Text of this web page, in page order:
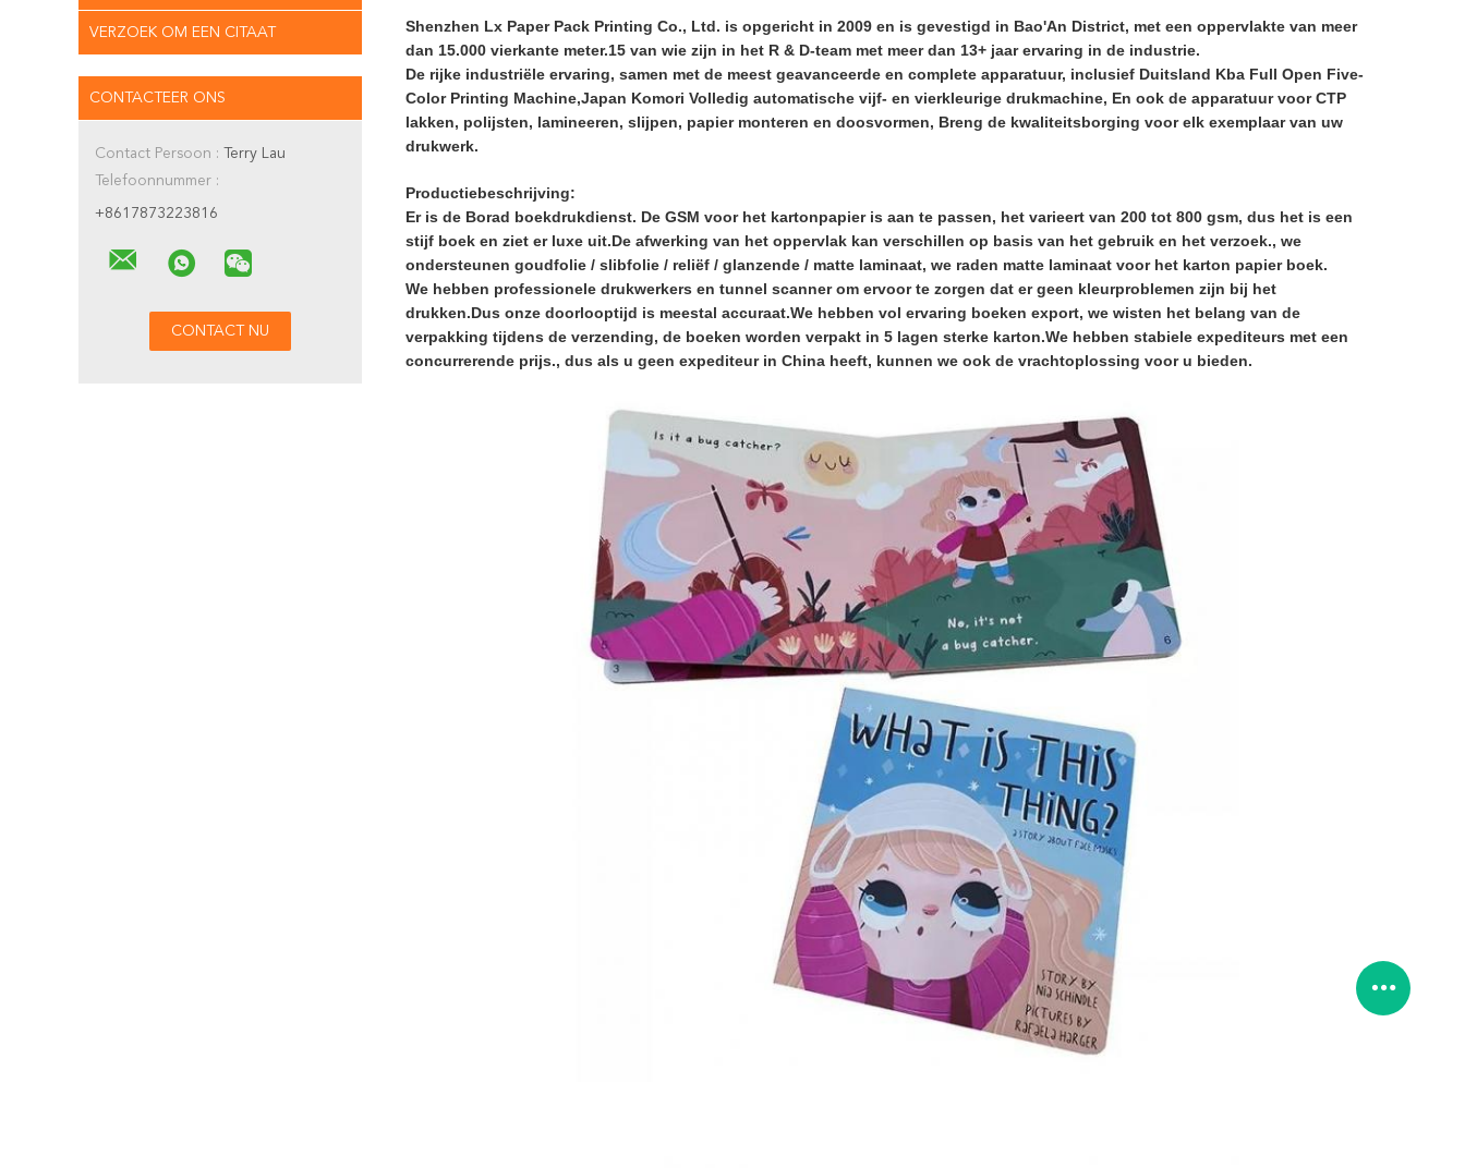
VERZOEK OM EEN CITAAT
CONTACTEER ONS
Contact Persoon : Terry Lau
Telefoonnummer :
+8617873223816
Shenzhen Lx Paper Pack Printing Co., Ltd. is opgericht in 2009 en is gevestigd in Bao'An District, met een oppervlakte van meer
dan 15.000 vierkante meter.15 van wie zijn in het R & D-team met meer dan 13+ jaar ervaring in de industrie.
De rijke industriële ervaring, samen met de meest geavanceerde en complete apparatuur, inclusief Duitsland Kba Full Open Five-
Color Printing Machine,Japan Komori Volledig automatische vijf- en vierkleurige drukmachine, En ook de apparatuur voor CTP
lakken, polijsten, lamineeren, slijpen, papier monteren en doosvormen, Breng de kwaliteitsborging voor elk exemplaar van uw
drukwerk.
Productiebeschrijving:
Er is de Borad boekdrukdienst. De GSM voor het kartonpapier is aan te passen, het varieert van 200 tot 800 gsm, dus het is een
stijf boek en ziet er luxe uit.De afwerking van het oppervlak kan verschillen op basis van het gebruik en het verzoek., we
ondersteunen goudfolie / slibfolie / reliëf / glanzende / matte laminaat, we raden matte laminaat voor het karton papier boek.
We hebben professionele drukwerkers en tunnel scanner om ervoor te zorgen dat er geen kleurproblemen zijn bij het
drukken.Dus onze doorlooptijd is meestal accuraat.We hebben vol ervaring boeken export, we wisten het belang van de
verpakking tijdens de verzending, de boeken worden verpakt in 5 lagen sterke karton.We hebben stabiele expediteurs met een
concurrerende prijs., dus als u geen expediteur in China heeft, kunnen we ook de vrachtoplossing voor u bieden.